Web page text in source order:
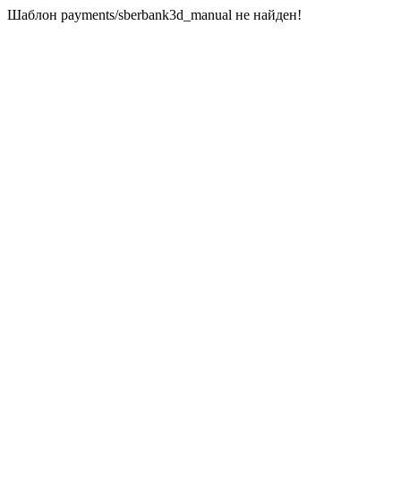
Шаблон payments/sberbank3d_manual не найден!